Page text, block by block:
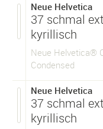
Neue Helvetica
37 schmal
kyrillisch
Neue Helvetica®
Condensed
Neue Helvetica
37 schmal
kyrillisch